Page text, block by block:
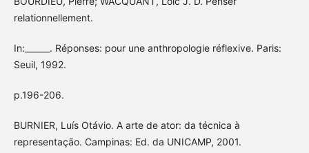
relationnellement.
In:______. Réponses: pour une anthropologie réflexive. Paris:
Seuil, 1992.
p.196-206.
BURNIER, Luís Otávio. A arte de ator: da técnica à
representação. Campinas: Ed. da UNICAMP, 2001.